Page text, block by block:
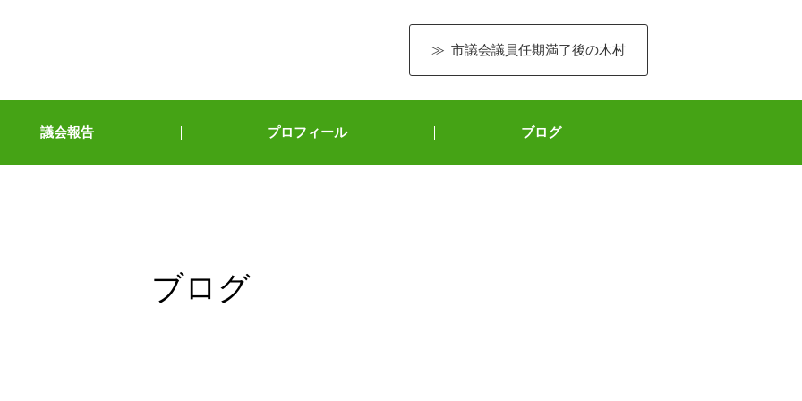
市議会議員任期満了後の木村
議会報告 プロフィール ブログ
ブログ